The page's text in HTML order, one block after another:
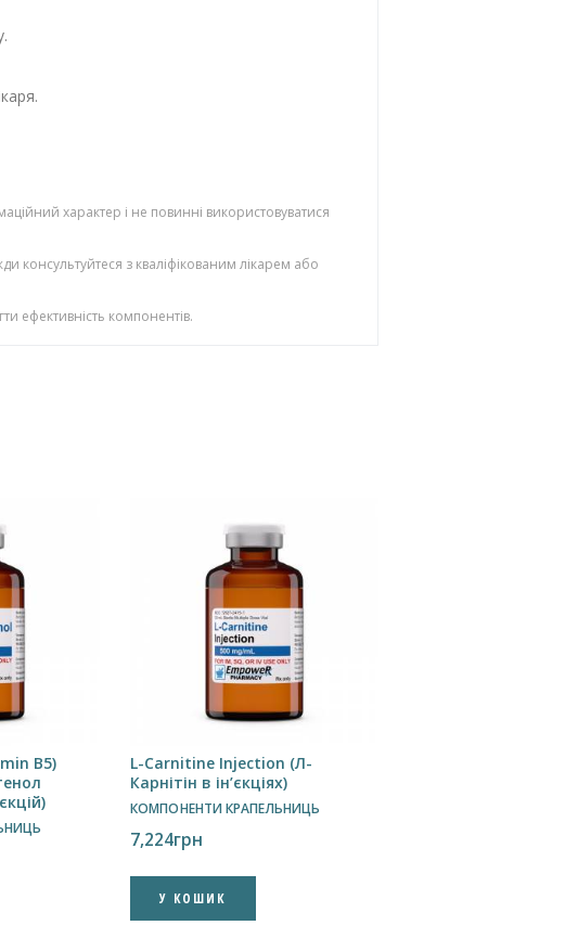
характер і не повинні використовуватися
консультуйтеся з кваліфікованим лікарем або
ефективність компонентів.
B5)
L-Carnitine Injection (Л-
Карнітін в ін’єкціях)
КОМПОНЕНТИ КРАПЕЛЬНИЦЬ
7,224грн
У КОШИК